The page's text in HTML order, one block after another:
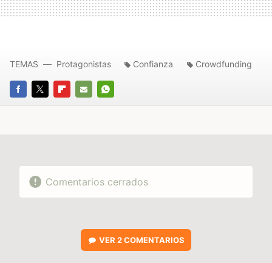
FACEBOOK
TWITTERFLIPBOARD
E-
WHATSAPP
TEMAS Protagonistas Confianza Crowdfunding
Comentarios cerrados
VER2 COMENTARIOS